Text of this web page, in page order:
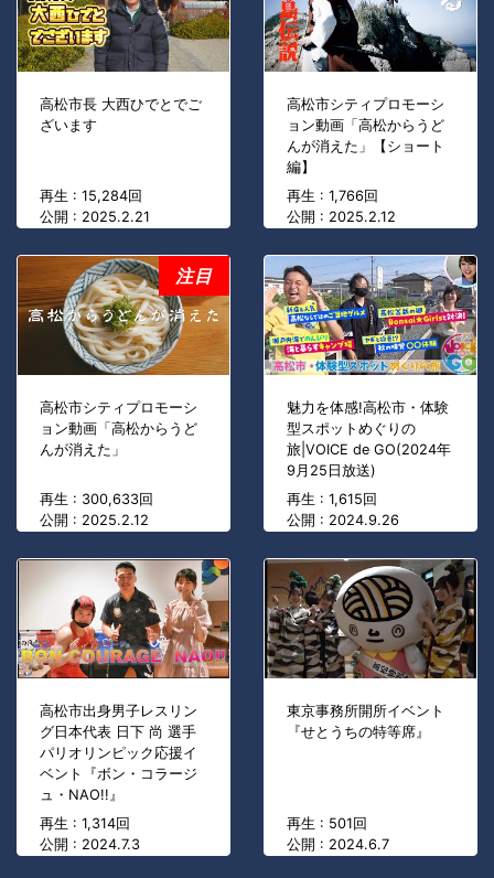
高松市長 大西ひでとでご
ざいます
再生 : 15,284回
公開 : 2025.2.21
高松市シティプロモーシ
ョン動画「高松からうど
んが消えた」【ショート
編】
再生 : 1,766回
公開 : 2025.2.12
高松市シティプロモーシ
ョン動画「高松からうど
んが消えた」
再生 : 300,633回
公開 : 2025.2.12
注目
魅力を体感!高松市・体験
型スポットめぐりの
旅|VOICE de GO(2024年
9月25日放送)
再生 : 1,615回
公開 : 2024.9.26
高松市出身男子レスリン
グ日本代表 日下 尚 選手
パリオリンピック応援イ
ベント『ボン・コラージ
ュ・NAO!!』
再生 : 1,314回
公開 : 2024.7.3
東京事務所開所イベント
『せとうちの特等席』
再生 : 501回
公開 : 2024.6.7